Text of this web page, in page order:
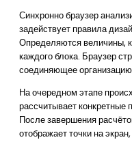
Синхронно браузер
задействует правила
Определяются величины,
каждого блока. Браузер
соединяющее
На очередном этапе
рассчитывает конкретные
После завершения
отображает точки на